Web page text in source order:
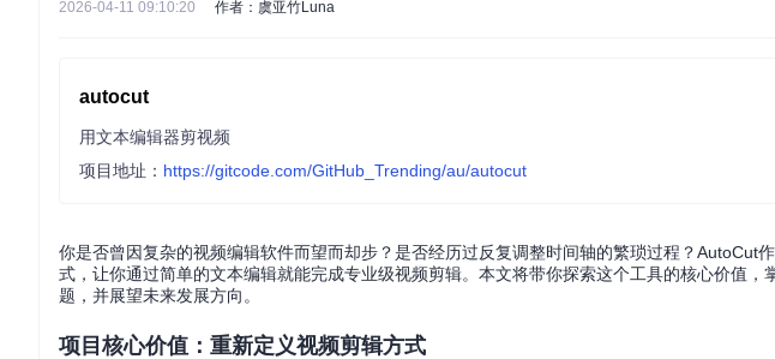
2026-04-11 09:10:20 作者：虞亚竹Luna
autocut
用文本编辑器剪视频
项目地址： https://gitcode.com/GitHub_Trending/au/autocut
你是否曾因复杂的视频编辑软件而望而却步？是否经历过反复调整时间轴的繁琐过程？AutoCut
式，让你通过简单的文本编辑就能完成专业级视频剪辑。本文将带你探索这个工具的核心价值
题，并展望未来发展方向。
项目核心价值：重新定义视频剪辑方式